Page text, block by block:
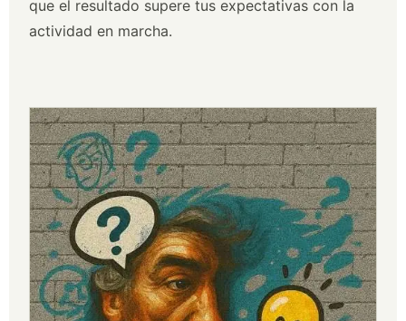
que el resultado supere tus expectativas con la
actividad en marcha.